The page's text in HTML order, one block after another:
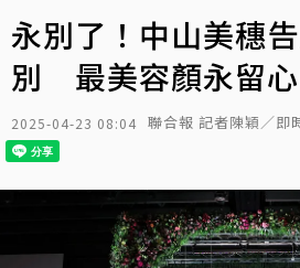
永別了！中山美穗
別 最美容顏永留
2025-04-23 08:04 聯合報 記者陳穎／即